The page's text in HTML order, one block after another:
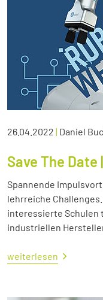
26.04.2022 | Daniel
Save The
Spannende
lehrreiche
interessierte Schulen
industriellen
weiterlesen